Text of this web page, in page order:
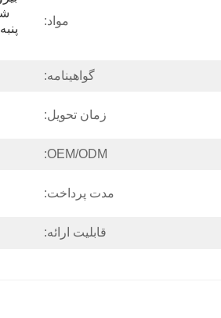
مواد:
گواهینامه:
زمان تحویل:
OEM/ODM:
مدت پرداخت:
قابلیت ارائه: